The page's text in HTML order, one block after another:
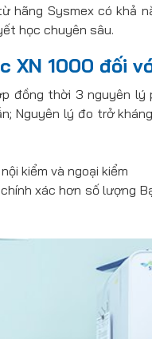
hãng Sysmex có khả
học chuyên sâu.
XN 1000 đối
đồng thời 3 nguyên
Nguyên lý đo trở
kiểm và ngoại kiểm
xác hơn số lượng